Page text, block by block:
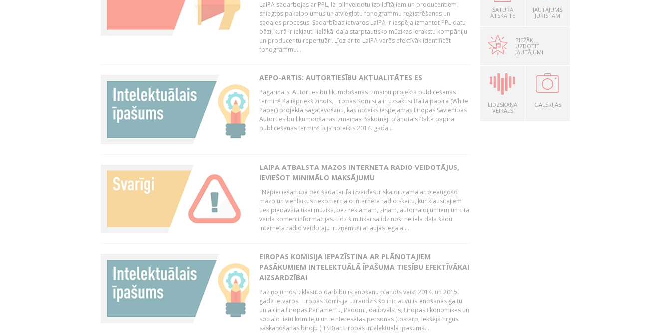
LaIPA sadarbojas ar PPL, lai pilnveidotu izpildītājiem un producentiem
sniegtos pakalpojumus un atvieglotu fonogrammu reģistrēšanas un
sadales procesus. Sadarbības ietvaros LaIPA ir iespēja izmantot PPL datu
bāzi, kurā ir iekļauti lielākā daļa starptautisko mūzikas ierakstu kompāniju
un producentu repertuāri. Līdz ar to LaIPA varēs efektīvāk identificēt
fonogrammu...
AEPO-ARTIS: AUTORTIESĪBU AKTUALITĀTES ES
Pagarināts Autortiesību likumdošanas izmaiņu projekta publicēšanas
termiņš Kā iepriekš ziņots, Eiropas Komisija ir uzsākusi Baltā papīra (White
Paper) projekta sagatavošanu, kas noteiks iespējamās Eiropas Savienības
Autortiesību likumdošanas izmaiņas. Sākotnēji plānotais Baltā papīra
publicēšanas termiņš bija noteikts 2014. gada...
LAIPA ATBALSTA MAZOS INTERNETA RADIO VEIDOTĀJUS,
IEVIEŠOT MINIMĀLO MAKSĀJUMU
"Nepieciešamība pēc šāda tarifa izveides ir skaidrojama ar pieaugošo
mazo un vienlaikus nekomerciālo interneta radio skaitu, kur klausītājiem
tiek piedāvāta tikai mūzika, bez reklāmām, ziņām, autorraidījumiem un cita
veida komercinformācijas. Līdz šim tikai salīdzinoši neliela daļa šādu
interneta radio veidotāju ir izņēmuši atļaujas legālai...
EIROPAS KOMISIJA IEPAZĪSTINA AR PLĀNOTAJIEM
PASĀKUMIEM INTELEKTUĀLĀ ĪPAŠUMA TIESĪBU EFEKTĪVĀKAI
AIZSARDZĪBAI
Paziņojumos izklāstīto darbību īstenošanu plānots veikt 2014. un 2015.
gada ietvaros. Eiropas Komisija uzraudzīs šo iniciatīvu īstenošanas gaitu
un aicina Eiropas Parlamentu, Padomi, dalībvalstis, Eiropas Ekonomikas un
sociālo lietu komiteju un ieinteresētās personas (tostarp, Iekšējā tirgus
saskaņošanas biroju (ITSB) ar Eiropas intelektuālā īpašuma...
SATURA
ATSKAITE
JAUTĀJUMS
JURISTAM
BIEŽĀK
UZDOTIE
JAUTĀJUMI
LĪDZSKAŅA
VEIKALS
GALERIJAS